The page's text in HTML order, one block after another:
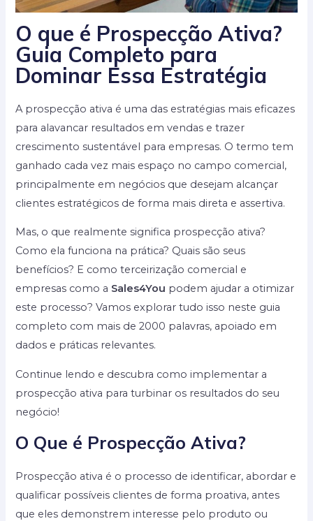
O que é Prospecção Ativa?
Guia Completo para
Dominar Essa Estratégia
A prospecção ativa é uma das estratégias mais eficazes
para alavancar resultados em vendas e trazer
crescimento sustentável para empresas. O termo tem
ganhado cada vez mais espaço no campo comercial,
principalmente em negócios que desejam alcançar
clientes estratégicos de forma mais direta e assertiva.
Mas, o que realmente significa prospecção ativa?
Como ela funciona na prática? Quais são seus
benefícios? E como terceirização comercial e
empresas como a Sales4You podem ajudar a otimizar
este processo? Vamos explorar tudo isso neste guia
completo com mais de 2000 palavras, apoiado em
dados e práticas relevantes.
Continue lendo e descubra como implementar a
prospecção ativa para turbinar os resultados do seu
negócio!
O Que é Prospecção Ativa?
Prospecção ativa é o processo de identificar, abordar e
qualificar possíveis clientes de forma proativa, antes
que eles demonstrem interesse pelo produto ou